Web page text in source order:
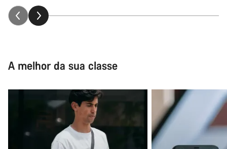
A melhor da sua classe